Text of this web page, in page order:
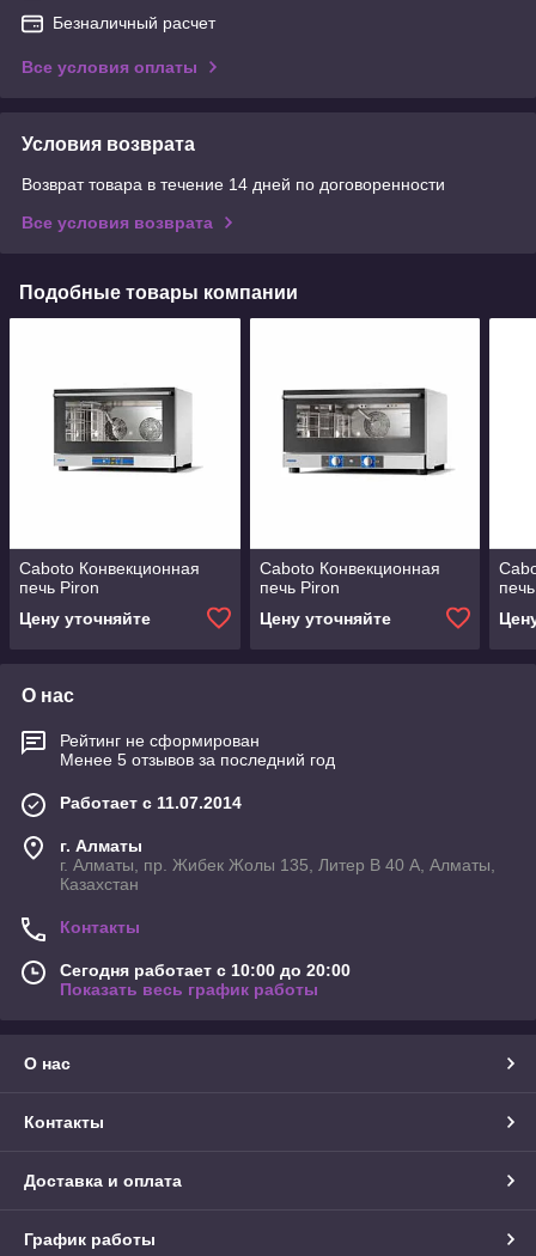
Безналичный расчет
Все условия оплаты
Условия возврата
Возврат товара в течение 14 дней по договоренности
Все условия возврата
Подобные товары компании
Caboto Конвекционная
печь Piron
Цену уточняйте
Caboto Конвекционная
печь Piron
Цену уточняйте
О нас
Рейтинг не сформирован
Менее 5 отзывов за последний год
Работает с 11.07.2014
г. Алматы
г. Алматы, пр. Жибек Жолы 135, Литер В 40 А, Алматы,
Казахстан
Контакты
Сегодня работает с 10:00 до 20:00
Показать весь график работы
О нас
Контакты
Доставка и оплата
График работы